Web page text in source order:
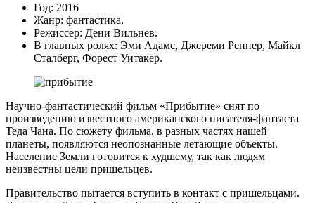
Год: 2016
Жанр: фантастика.
Режиссер: Дени Вильнёв.
В главных ролях: Эми Адамс, Джереми Реннер, Майкл
Сталберг, Форест Уитакер.
Научно-фантастический фильм «Прибытие» снят по
произведению известного американского писателя-фантаста
Теда Чана. По сюжету фильма, в разных частях нашей
планеты, появляются неопознанные летающие объекты.
Население Земли готовится к худшему, так как людям
неизвестны цели пришельцев.
Правительство пытается вступить в контакт с пришельцами.